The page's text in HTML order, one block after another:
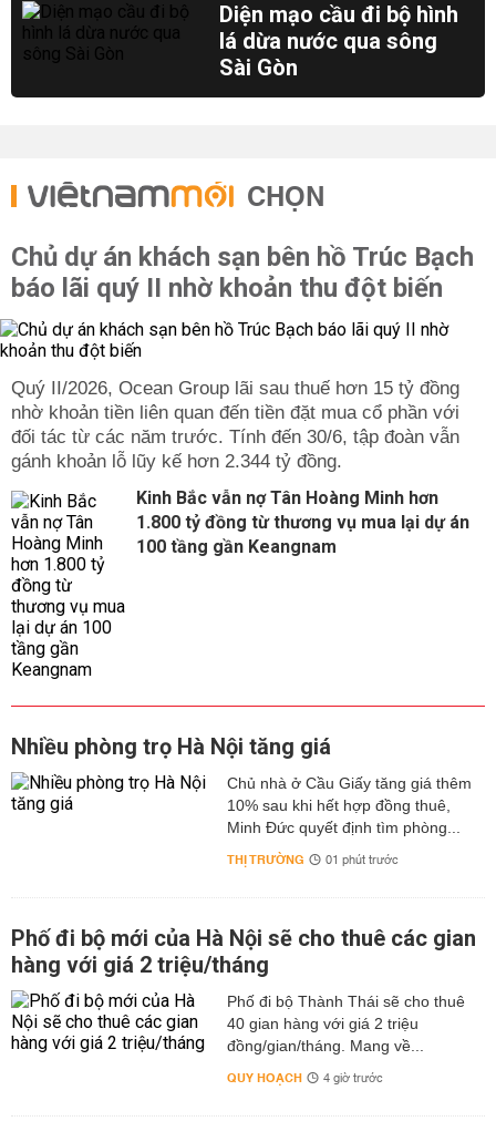
Diện mạo cầu đi bộ hình
lá dừa nước qua sông
Sài Gòn
CHỌN
Chủ dự án khách sạn bên hồ Trúc Bạch
báo lãi quý II nhờ khoản thu đột biến
Quý II/2026, Ocean Group lãi sau thuế hơn 15 tỷ đồng
nhờ khoản tiền liên quan đến tiền đặt mua cổ phần với
đối tác từ các năm trước. Tính đến 30/6, tập đoàn vẫn
gánh khoản lỗ lũy kế hơn 2.344 tỷ đồng.
Kinh Bắc vẫn nợ Tân Hoàng Minh hơn
1.800 tỷ đồng từ thương vụ mua lại dự án
100 tầng gần Keangnam
Nhiều phòng trọ Hà Nội tăng giá
Chủ nhà ở Cầu Giấy tăng giá thêm
10% sau khi hết hợp đồng thuê,
Minh Đức quyết định tìm phòng...
THỊ TRƯỜNG 01 phút trước
Phố đi bộ mới của Hà Nội sẽ cho thuê các gian
hàng với giá 2 triệu/tháng
Phố đi bộ Thành Thái sẽ cho thuê
40 gian hàng với giá 2 triệu
đồng/gian/tháng. Mang về...
QUY HOẠCH 4 giờ trước